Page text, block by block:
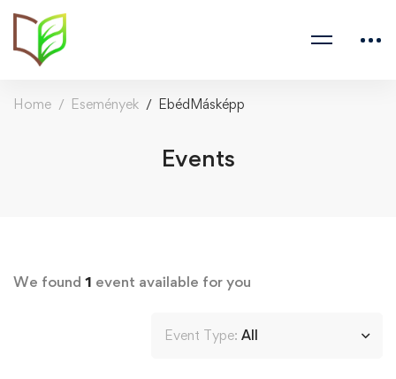
Home Események EbédMásképp
Events
We found 1 event available for you
Event Type: All